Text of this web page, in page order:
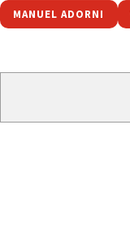
MANUEL ADORNI